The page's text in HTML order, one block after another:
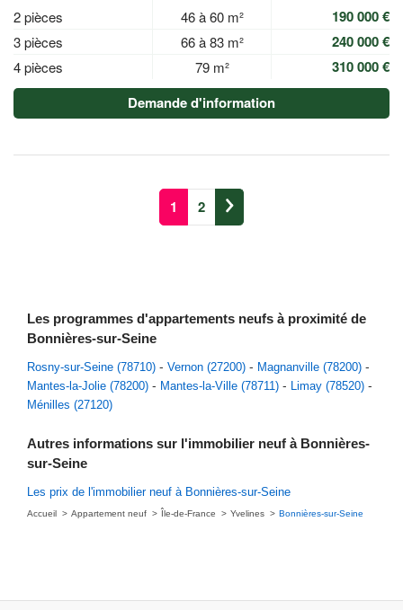
2 pièces 46 à 60 m² 190 000 €
3 pièces 66 à 83 m² 240 000 €
4 pièces 79 m²
310 000 €
Demande d'information
1 2
Les programmes d'appartements neufs à proximité de
Bonnières-sur-Seine
Rosny-sur-Seine (78710) Vernon (27200)
Magnanville (78200)
Mantes-la-Jolie (78200)
Mantes-la-Ville (78711)
Limay (78520)
Ménilles (27120)
Autres informations sur l'immobilier neuf à Bonnières-
sur-Seine
Les prix de l'immobilier neuf à Bonnières-sur-Seine
Accueil Appartement neuf Île-de-France Yvelines Bonnières-sur-Seine